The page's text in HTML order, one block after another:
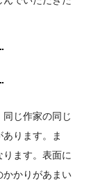
じ作家の同じ
ります。ま
ます。表面に
かかりがあまい